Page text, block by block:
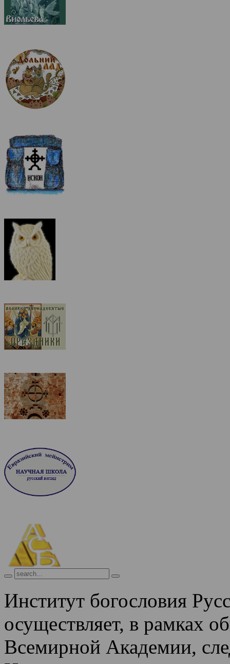
Институт богословия
осуществляет, в рамках
Всемирной Академии,